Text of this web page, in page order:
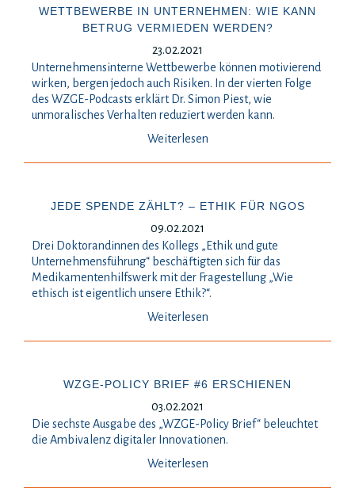
WETTBEWERBE IN UNTERNEHMEN: WIE KANN
BETRUG VERMIEDEN WERDEN?
23.02.2021
Unternehmensinterne Wettbewerbe können motivierend
wirken, bergen jedoch auch Risiken. In der vierten Folge
des WZGE-Podcasts erklärt Dr. Simon Piest, wie
unmoralisches Verhalten reduziert werden kann.
Weiterlesen
JEDE SPENDE ZÄHLT? – ETHIK FÜR NGOS
09.02.2021
Drei Doktorandinnen des Kollegs „Ethik und gute
Unternehmensführung“ beschäftigten sich für das
Medikamentenhilfswerk mit der Fragestellung „Wie
ethisch ist eigentlich unsere Ethik?“.
Weiterlesen
WZGE-POLICY BRIEF #6 ERSCHIENEN
03.02.2021
Die sechste Ausgabe des „WZGE-Policy Brief“ beleuchtet
die Ambivalenz digitaler Innovationen.
Weiterlesen